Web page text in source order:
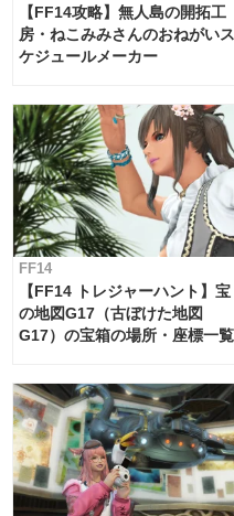
【FF14攻略】無人島の開拓工
房・ねこみみさんのおねがいス
ケジュールメーカー
FF14
【FF14 トレジャーハント】宝
の地図G17（古ぼけた地図
G17）の宝箱の場所・座標一覧